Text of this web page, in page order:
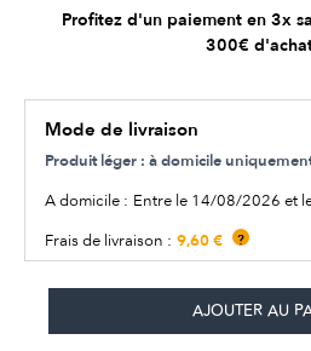
Profitez d'un paiement en 3x
300€
Mode de livraison
Produit léger : à domicile
A domicile : Entre le 14/08/2026 et
Frais de livraison : 9,60 € ?